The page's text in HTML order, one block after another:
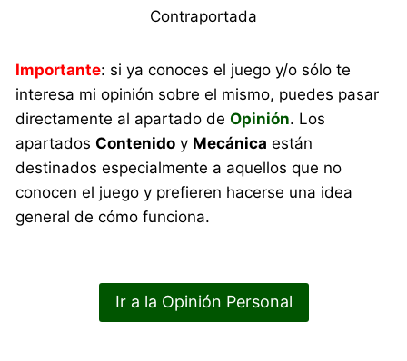
Contraportada
Importante: si ya conoces el juego y/o sólo te
interesa mi opinión sobre el mismo, puedes pasar
directamente al apartado deOpinión. Los
apartadosContenido y Mecánica están
destinados especialmente a aquellos que no
conocen el juego y prefieren hacerse una idea
general de cómo funciona.
Ir a la Opinión Personal